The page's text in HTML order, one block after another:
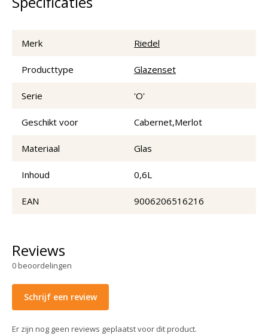
Merk Riedel
Producttype Glazenset
Serie 'O'
Geschikt voor Cabernet,Merlot
Materiaal Glas
Inhoud 0,6L
EAN 9006206516216
Reviews
0beoordelingen
Schrijf een review
Er zijn nog geen reviews geplaatst voor dit product.